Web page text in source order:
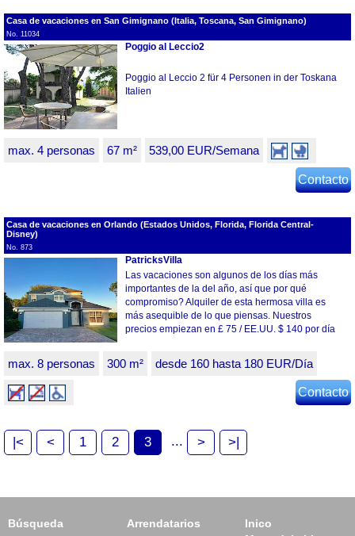
Casa de vacaciones en San Gimignano (Italia, Toscana, San Gimignano)
No. 11034
Poggio al Leccio2
Poggio al Leccio 2 für 4 Personen in der Toskana
Italien
max. 4 personas 67 m² 539,00 EUR/Semana
Contacto
Casa de vacaciones en Orlando (Estados Unidos, Florida, Florida Central-
Disney)
No. 873
PatricksVilla
Las vacaciones son algunos de los días más
importantes de la del año, así que por qué
compromiso? Alquiler de esta hermosa villa es
más asequible de lo que piensas. Nuestros
precios empiezan en £ 75 / EE.UU. $ 140 por día
max. 8 personas 300 m² desde 160 hasta 180 EUR/Día
Contacto
|< < 1 2 3 ... > >|
Búsqueda Arrendatarios
Inico